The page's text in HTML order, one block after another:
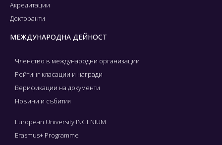
Акредитации
Докторанти
МЕЖДУНАРОДНА ДЕЙНОСТ
Членство в международни организации
Рейтинг класации и награди
Верификации на документи
Новини и събития
European University INGENIUM
Erasmus+ Programme